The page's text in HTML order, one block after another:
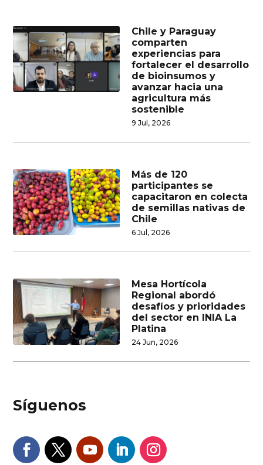
Chile y Paraguay
comparten
experiencias para
fortalecer el desarrollo
de bioinsumos y
avanzar hacia una
agricultura más
sostenible
9 Jul, 2026
Más de 120
participantes se
capacitaron en colecta
de semillas nativas de
Chile
6 Jul, 2026
Mesa Hortícola
Regional abordó
desafíos y prioridades
del sector en INIA La
Platina
24 Jun, 2026
Síguenos